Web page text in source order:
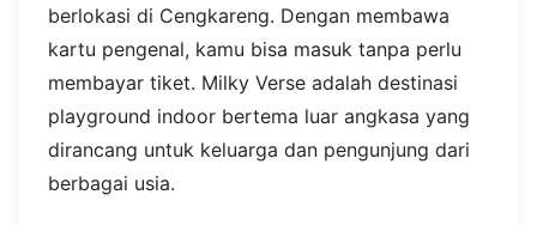
berlokasi di Cengkareng. Dengan membawa
kartu pengenal, kamu bisa masuk tanpa perlu
membayar tiket. Milky Verse adalah destinasi
playground indoor bertema luar angkasa yang
dirancang untuk keluarga dan pengunjung dari
berbagai usia.